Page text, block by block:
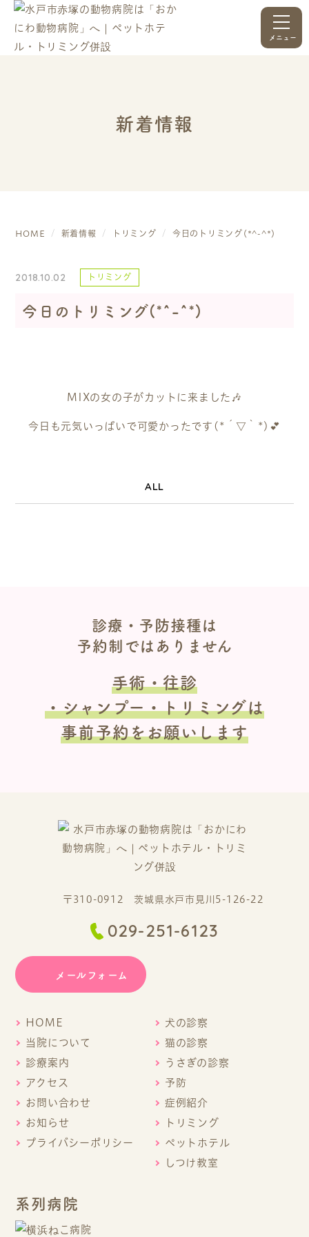
メニュー
新着情報
HOME 新着情報 トリミング 今日のトリミング(*^-^*)
2018.10.02 トリミング
今日のトリミング(*^-^*)
MIXの女の子がカットに来ました🎶
今日も元気いっぱいで可愛かったです(*´▽｀*)💕
ALL
診療・予防接種は
予約制ではありません
手術・往診
・シャンプー・トリミングは
事前予約をお願いします
〒310-0912 茨城県水戸市見川5-126-22
029-251-6123
メールフォーム
HOME
当院について
診療案内
アクセス
お問い合わせ
お知らせ
プライバシーポリシー
犬の診察
猫の診察
うさぎの診察
予防
症例紹介
トリミング
ペットホテル
しつけ教室
系列病院